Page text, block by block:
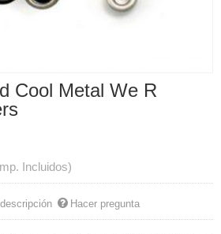
Cool Metal We R
Incluidos)
Hacer pregunta